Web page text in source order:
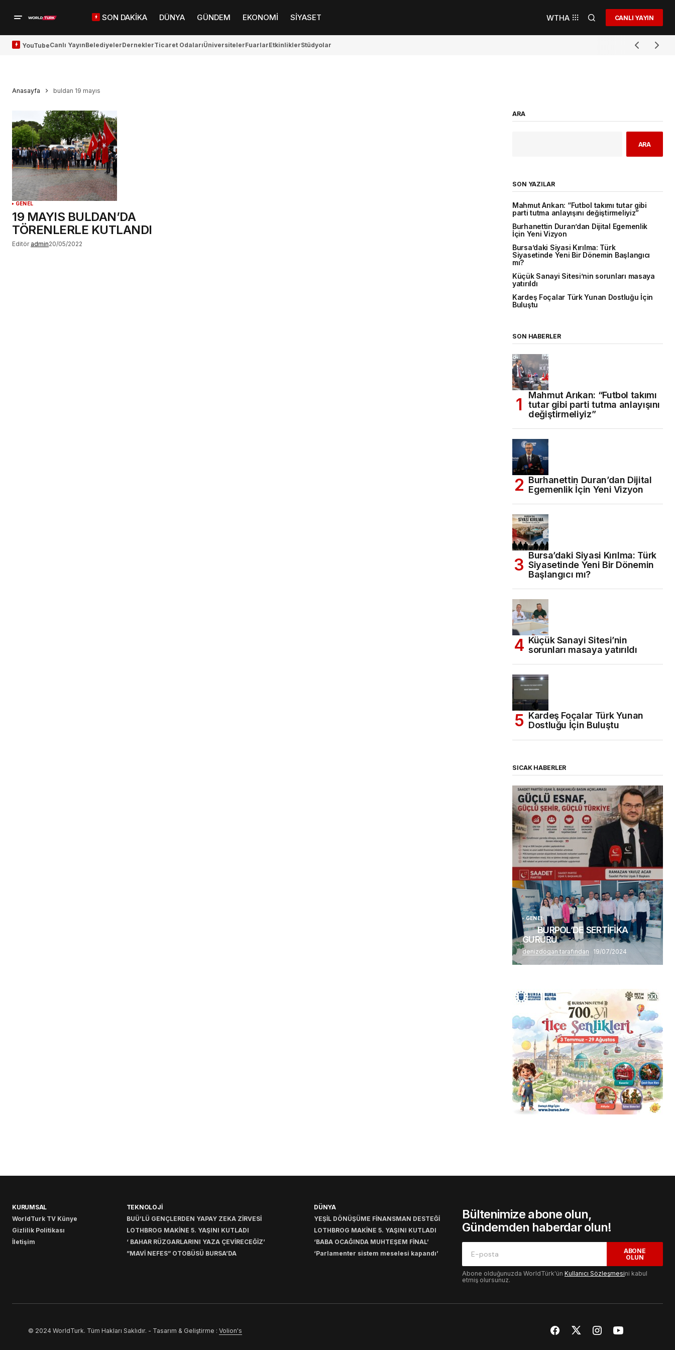
SON DAKİKA DÜNYA GÜNDEM EKONOMİ SİYASET WTHA CANLI YAYIN
YouTubeCanlı YayınBelediyelerDerneklerTicaret OdalarıÜniversitelerFuarlarEtkinliklerStüdyolar
Anasayfa buldan 19 mayıs
GENEL
19 MAYIS BULDAN’DA
TÖRENLERLE KUTLANDI
Editör admin20/05/2022
ARA
ARA
SON YAZILAR
Mahmut Arıkan: “Futbol takımı tutar gibi
parti tutma anlayışını değiştirmeliyiz”
Burhanettin Duran’dan Dijital Egemenlik
İçin Yeni Vizyon
Bursa’daki Siyasi Kırılma: Türk
Siyasetinde Yeni Bir Dönemin Başlangıcı
mı?
Küçük Sanayi Sitesi’nin sorunları masaya
yatırıldı
Kardeş Foçalar Türk Yunan Dostluğu İçin
Buluştu
SON HABERLER
Mahmut Arıkan: “Futbol takımı
tutar gibi parti tutma anlayışını
değiştirmeliyiz”
Burhanettin Duran’dan Dijital
Egemenlik İçin Yeni Vizyon
Bursa’daki Siyasi Kırılma: Türk
Siyasetinde Yeni Bir Dönemin
Başlangıcı mı?
Küçük Sanayi Sitesi’nin
sorunları masaya yatırıldı
Kardeş Foçalar Türk Yunan
Dostluğu İçin Buluştu
SICAK HABERLER
(başlıksız)
Alaattin Karahan tarafından 14/07/2026
GENEL
BURPOL’DE SERTİFİKA
GURURU
denizdogan tarafından 19/07/2024
KURUMSAL
WorldTurk TV Künye
Gizlilik Politikası
İletişim
TEKNOLOJİ
BUÜ’LÜ GENÇLERDEN YAPAY ZEKA ZİRVESİ
LOTHBROG MAKİNE 5. YAŞINI KUTLADI
‘ BAHAR RÜZGARLARINI YAZA ÇEVİRECEĞİZ’
”MAVİ NEFES” OTOBÜSÜ BURSA’DA
DÜNYA
YEŞİL DÖNÜŞÜME FİNANSMAN DESTEĞİ
LOTHBROG MAKİNE 5. YAŞINI KUTLADI
‘BABA OCAĞINDA MUHTEŞEM FİNAL’
‘Parlamenter sistem meselesi kapandı’
Bültenimize abone olun,
Gündemden haberdar olun!
ABONE
OLUN
Abone olduğunuzda WorldTürk'ün Kullanıcı Sözleşmesini kabul
etmiş olursunuz.
© 2024 WorldTurk. Tüm Hakları Saklıdır. - Tasarım & Geliştirme : Volion's